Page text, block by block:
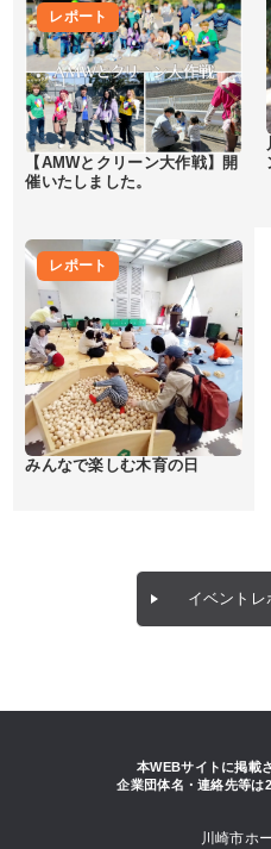
レポート
【AMWとクリーン大作戦】開
催いたしました。
レポート
みんなで楽しむ木育の日
イベントレ
本WEBサイトに掲載
企業団体名・連絡先等は
川崎市ホ